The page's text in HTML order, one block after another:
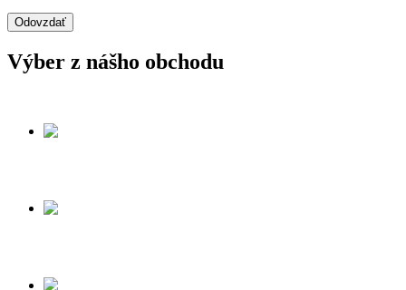
Výber z nášho obchodu